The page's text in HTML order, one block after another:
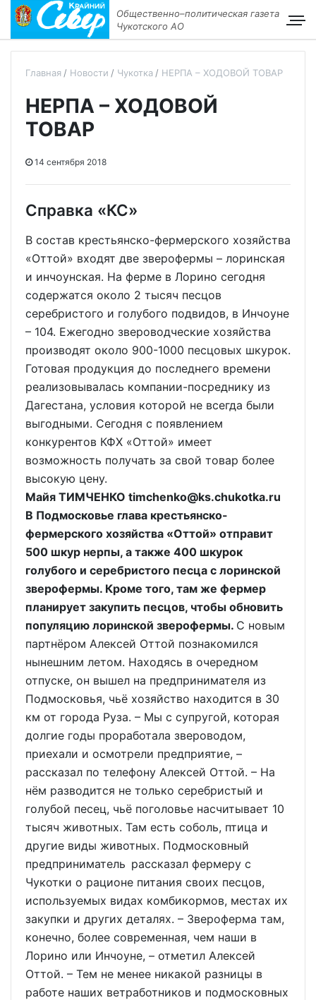
Общественно–политическая газета
Чукотского АО
Главная Новости Чукотка НЕРПА – ХОДОВОЙ ТОВАР
НЕРПА – ХОДОВОЙ
ТОВАР
14 сентября 2018
Справка «КС»
В состав крестьянско-фермерского хозяйства
«Оттой» входят две зверофермы – лоринская
и инчоунская. На ферме в Лорино сегодня
содержатся около 2 тысяч песцов
серебристого и голубого подвидов, в Инчоуне
– 104. Ежегодно звероводческие хозяйства
производят около 900-1000 песцовых шкурок.
Готовая продукция до последнего времени
реализовывалась компании-посреднику из
Дагестана, условия которой не всегда были
выгодными. Сегодня с появлением
конкурентов КФХ «Оттой» имеет
возможность получать за свой товар более
высокую цену.
Майя ТИМЧЕНКО timchenko@ks.chukotka.ru
В Подмосковье глава крестьянско-
фермерского хозяйства «Оттой» отправит
500 шкур нерпы, а также 400 шкурок
голубого и серебристого песца с лоринской
зверофермы. Кроме того, там же фермер
планирует закупить песцов, чтобы обновить
популяцию лоринской зверофермы. С новым
партнёром Алексей Оттой познакомился
нынешним летом. Находясь в очередном
отпуске, он вышел на предпринимателя из
Подмосковья, чьё хозяйство находится в 30
км от города Руза. – Мы с супругой, которая
долгие годы проработала звероводом,
приехали и осмотрели предприятие, –
рассказал по телефону Алексей Оттой. – На
нём разводится не только серебристый и
голубой песец, чьё поголовье насчитывает 10
тысяч животных. Там есть соболь, птица и
другие виды животных. Подмосковный
предприниматель рассказал фермеру с
Чукотки о рационе питания своих песцов,
используемых видах комбикормов, местах их
закупки и других деталях. – Звероферма там,
конечно, более современная, чем наши в
Лорино или Инчоуне, – отметил Алексей
Оттой. – Тем не менее никакой разницы в
работе наших ветработников и подмосковных